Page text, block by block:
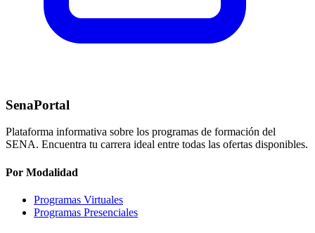
SenaPortal
Plataforma informativa sobre los programas de formación del
SENA. Encuentra tu carrera ideal entre todas las ofertas disponibles.
Por Modalidad
Programas Virtuales
Programas Presenciales